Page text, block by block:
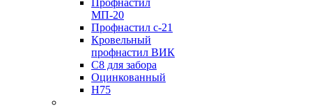
Профнастил
МП-20
Профнастил с-21
Кровельный
профнастил ВИК
С8 для забора
Оцинкованный
Н75